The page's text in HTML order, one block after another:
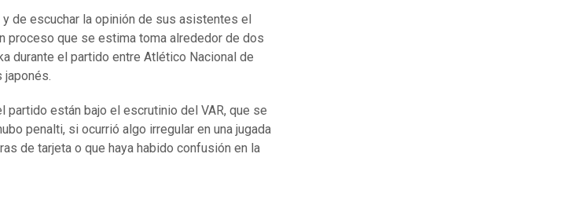
de escuchar la opinión de sus asistentes el
proceso que se estima toma alrededor de dos
durante el partido entre Atlético Nacional de
japonés.
partido están bajo el escrutinio del VAR, que se
penalti, si ocurrió algo irregular en una jugada
de tarjeta o que haya habido confusión en la